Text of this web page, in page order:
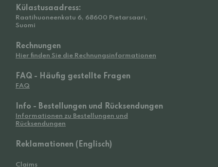
Külastusaadress:
Raatihuoneenkatu 6, 68600 Pietarsaari,
Suomi
Rechnungen
Hier finden Sie die Rechnungsinformationen
FAQ - Häufig gestellte Fragen
FAQ
Info - Bestellungen und Rücksendungen
Informationen zu Bestellungen und
Rücksendungen
Reklamationen (Englisch)
Claims